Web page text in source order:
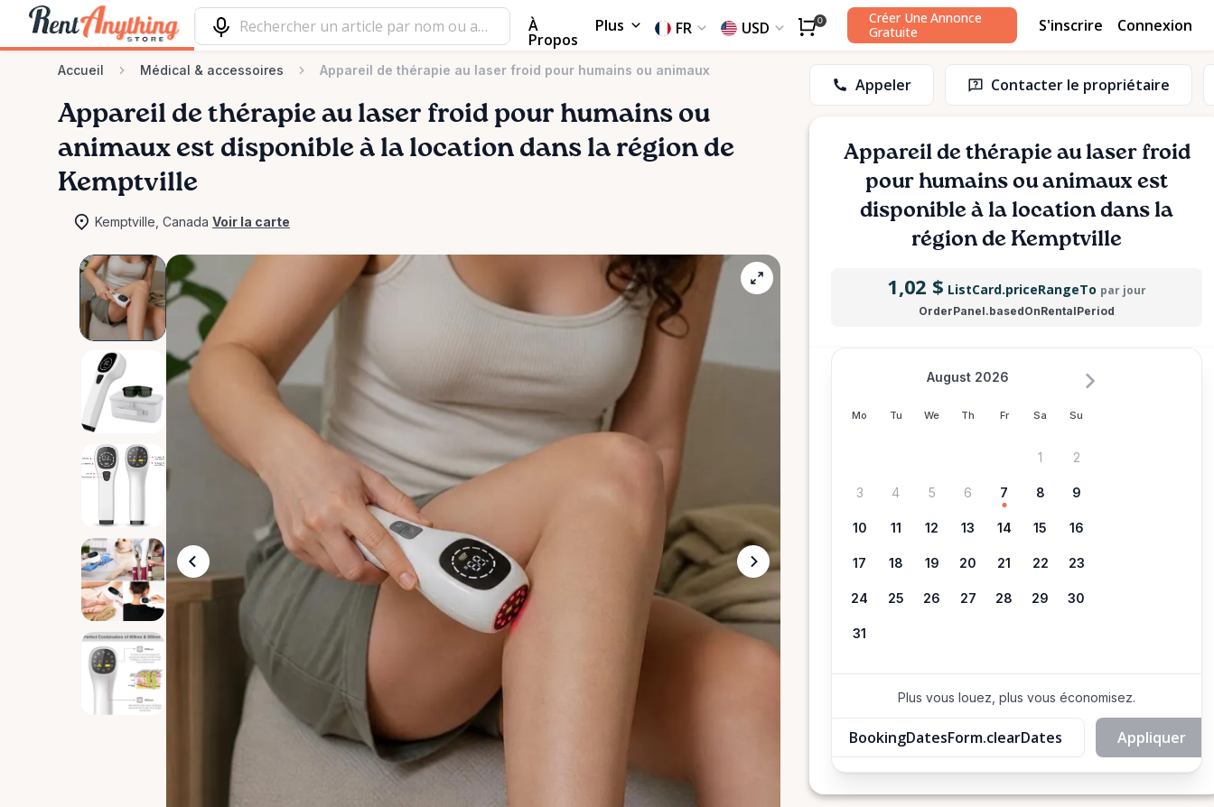
À
Propos
Plus FR USD 0
Créer Une Annonce
Gratuite
S'inscrire Connexion
Accueil Médical & accessoires Appareil de thérapie au laser froid pour humains ou animaux
Appareil de thérapie au laser froid pour humains ou
animaux est disponible à la location dans la région de
Kemptville
Kemptville, Canada Voir la carte
Appeler Contacter le propriétaire
Appareil de thérapie au laser froid
pour humains ou animaux est
disponible à la location dans la
région de Kemptville
1,02 $ ListCard.priceRangeTo par jour
OrderPanel.basedOnRentalPeriod
Mo Tu We Th Fr Sa Su
August 2026
1 2
3 4 5 6 7 8 9
10 11 12 13 14 15 16
17 18 19 20 21 22 23
24 25 26 27 28 29 30
31
Plus vous louez, plus vous économisez.
BookingDatesForm.clearDates Appliquer